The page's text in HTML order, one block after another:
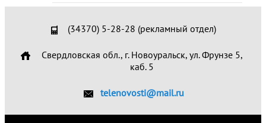
(34370) 5-28-28 (рекламный отдел)
Свердловская обл., г. Новоуральск, ул. Фрунзе 5,
каб. 5
telenovosti@mail.ru